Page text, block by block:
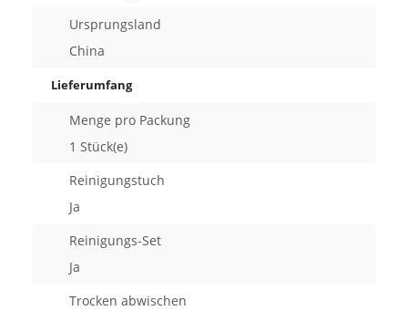
Ursprungsland
China
Lieferumfang
Menge pro Packung
1 Stück(e)
Reinigungstuch
Ja
Reinigungs-Set
Ja
Trocken abwischen